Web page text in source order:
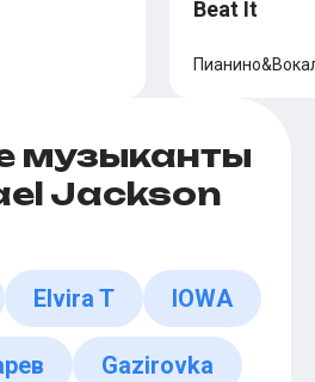
Beat It
музыканты
Jackson
Elvira T IOWA
Gazirovka